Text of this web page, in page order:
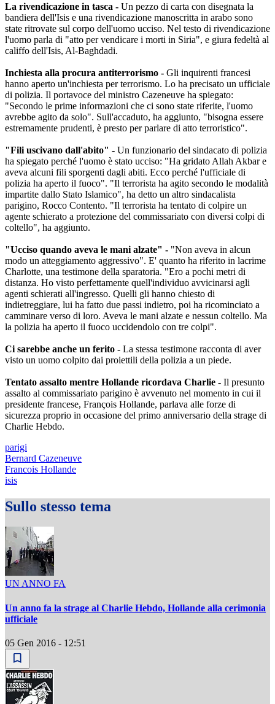
La rivendicazione in tasca - Un pezzo di carta con disegnata la
bandiera dell'Isis e una rivendicazione manoscritta in arabo sono
state ritrovate sul corpo dell'uomo ucciso. Nel testo di rivendicazione
l'uomo parla di "atto per vendicare i morti in Siria", e giura fedeltà al
califfo dell'Isis, Al-Baghdadi.
Inchiesta alla procura antiterrorismo - Gli inquirenti francesi
hanno aperto un'inchiesta per terrorismo. Lo ha precisato un ufficiale
di polizia. Il portavoce del ministro Cazeneuve ha spiegato:
"Secondo le prime informazioni che ci sono state riferite, l'uomo
avrebbe agito da solo". Sull'accaduto, ha aggiunto, "bisogna essere
estremamente prudenti, è presto per parlare di atto terroristico".
"Fili uscivano dall'abito" - Un funzionario del sindacato di polizia
ha spiegato perché l'uomo è stato ucciso: "Ha gridato Allah Akbar e
aveva alcuni fili sporgenti dagli abiti. Ecco perché l'ufficiale di
polizia ha aperto il fuoco". "Il terrorista ha agito secondo le modalità
impartite dallo Stato Islamico", ha detto un altro sindacalista
parigino, Rocco Contento. "Il terrorista ha tentato di colpire un
agente schierato a protezione del commissariato con diversi colpi di
coltello", ha aggiunto.
"Ucciso quando aveva le mani alzate" - "Non aveva in alcun
modo un atteggiamento aggressivo". E' quanto ha riferito in lacrime
Charlotte, una testimone della sparatoria. "Ero a pochi metri di
distanza. Ho visto perfettamente quell'individuo avvicinarsi agli
agenti schierati all'ingresso. Quelli gli hanno chiesto di
indietreggiare, lui ha fatto due passi indietro, poi ha ricominciato a
camminare verso di loro. Aveva le mani alzate e nessun coltello. Ma
la polizia ha aperto il fuoco uccidendolo con tre colpi".
Ci sarebbe anche un ferito - La stessa testimone racconta di aver
visto un uomo colpito dai proiettili della polizia a un piede.
Tentato assalto mentre Hollande ricordava Charlie - Il presunto
assalto al commissariato parigino è avvenuto nel momento in cui il
presidente francese, François Hollande, parlava alle forze di
sicurezza proprio in occasione del primo anniversario della strage di
Charlie Hebdo.
parigi
Bernard Cazeneuve
Francois Hollande
isis
Sullo stesso tema
UN ANNO FA
Un anno fa la strage al Charlie Hebdo, Hollande alla cerimonia
ufficiale
05 Gen 2016 - 12:51